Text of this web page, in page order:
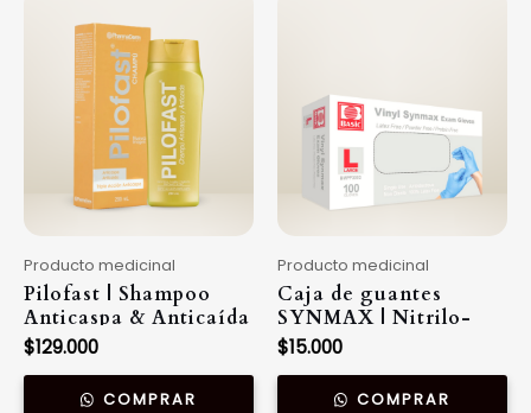
Producto medicinal
Pilofast | Shampoo
Anticaspa & Anticaída
| 280ml
$129.000
COMPRAR
Producto medicinal
Caja de guantes
SYNMAX | Nitrilo-
Vinilo | Caja de 100
$15.000
COMPRAR